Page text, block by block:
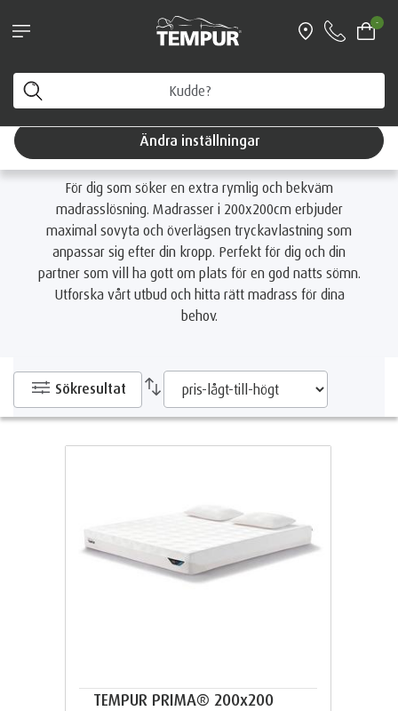
-
Boka personlig vägledning & få en fri
resekudde värd 1199 kr
Du tittar på Sverige-sidan. Du kan ändra dina
inställningar när som helst
Ändra inställningar
Hem Madrasser Välj madrass efter storlek 200x200 Madrasser
200x200 Madrasser
För dig som söker en extra rymlig och bekväm
madrasslösning. Madrasser i 200x200cm erbjuder
maximal sovyta och överlägsen tryckavlastning som
anpassar sig efter din kropp. Perfekt för dig och din
partner som vill ha gott om plats för en god natts sömn.
Utforska vårt utbud och hitta rätt madrass för dina
behov.
Sökresultat
TEMPUR PRIMA® 200x200